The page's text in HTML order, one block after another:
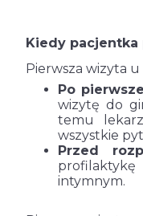
Kiedy pacjentka
Pierwsza wizyta
Po
wizytę do
temu
wszystkie
Przed
intymnym.